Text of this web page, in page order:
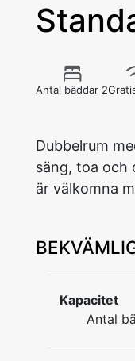
Antal bäddar 2
Dubbelrum
säng, toa och
är välkomna
Kapacitet
Antal